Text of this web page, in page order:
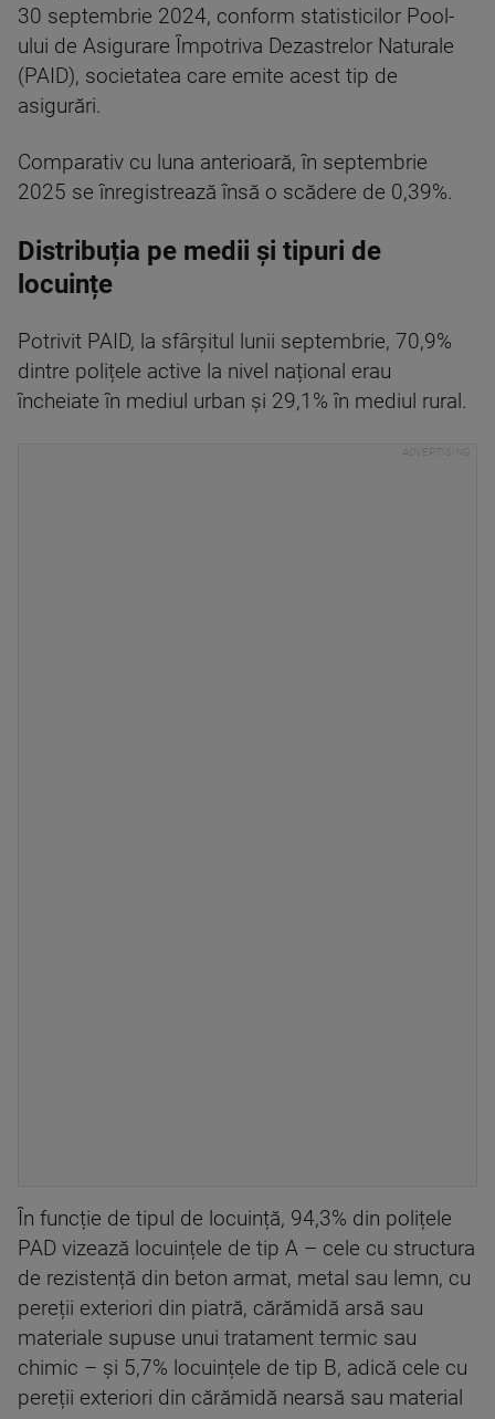
30 septembrie 2024, conform statisticilor Pool-
ului de Asigurare Împotriva Dezastrelor Naturale
(PAID), societatea care emite acest tip de
asigurări.
Comparativ cu luna anterioară, în septembrie
2025 se înregistrează însă o scădere de 0,39%.
Distribuția pe medii și tipuri de
locuințe
Potrivit PAID, la sfârșitul lunii septembrie, 70,9%
dintre polițele active la nivel național erau
încheiate în mediul urban și 29,1% în mediul rural.
În funcție de tipul de locuință, 94,3% din polițele
PAD vizează locuințele de tip A – cele cu structura
de rezistență din beton armat, metal sau lemn, cu
pereții exteriori din piatră, cărămidă arsă sau
materiale supuse unui tratament termic sau
chimic – și 5,7% locuințele de tip B, adică cele cu
pereții exteriori din cărămidă nearsă sau material